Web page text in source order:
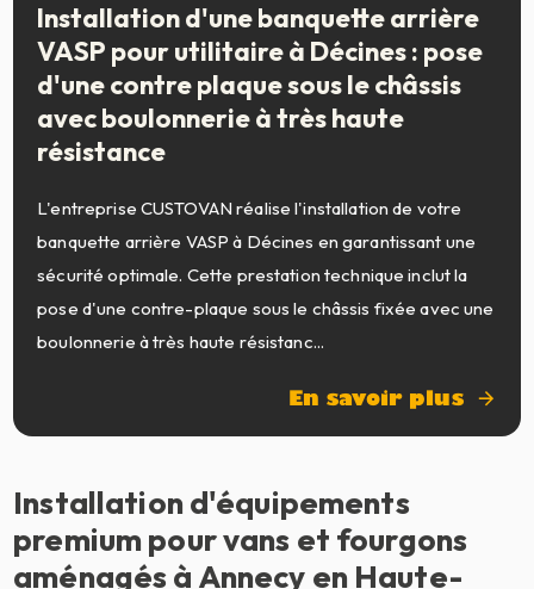
Installation d'une banquette arrière
VASP pour utilitaire à Décines : pose
d'une contre plaque sous le châssis
avec boulonnerie à très haute
résistance
L'entreprise CUSTOVAN réalise l'installation de votre
banquette arrière VASP à Décines en garantissant une
sécurité optimale. Cette prestation technique inclut la
pose d'une contre-plaque sous le châssis fixée avec une
boulonnerie à très haute résistanc...
En savoir plus
Installation d'équipements
premium pour vans et fourgons
aménagés à Annecy en Haute-